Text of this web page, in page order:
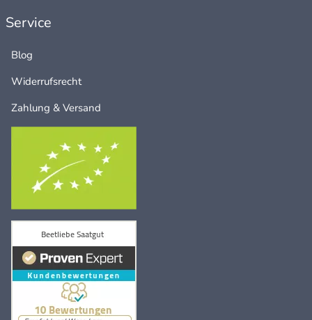
Service
Blog
Widerrufsrecht
Zahlung & Versand